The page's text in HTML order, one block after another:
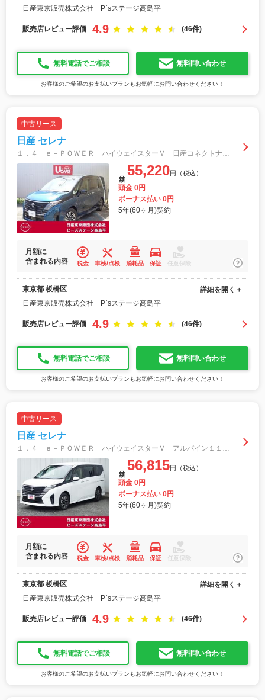
日産東京販売株式会社 P`sステージ高島平
販売店レビュー評価 4.9 (46件)
無料電話でご相談 無料問い合わせ
お客様のご希望のお支払いプランもお気軽にお問い合わせください！
中古リース
日産 セレナ
１．４ ｅ－ＰＯＷＥＲ ハイウェイスターＶ 日産コネクトナビ・ＴＶ・プロパイロット・後 スマートキープッシュスタート アダクティブクルーズコントロール エマージェンシーＢ ドライブレコ－ダ－ ワンオーナー車 ＬＥＤランプ エアコン アルミ
55,220円（税込）
頭金 0円
ボーナス払い 0円
5年(60ヶ月)契約
月額に
含まれる内容
税金 車検/点検 消耗品 保証 任意保険
東京都 板橋区
日産東京販売株式会社 P`sステージ高島平
詳細を開く＋
販売店レビュー評価 4.9 (46件)
無料電話でご相談 無料問い合わせ
お客様のご希望のお支払いプランもお気軽にお問い合わせください！
中古リース
日産 セレナ
１．４ ｅ－ＰＯＷＥＲ ハイウェイスターＶ アルパイン１１インチＭナビ後席モニタープロ アラウンドビュモニター ブレーキサポート ＬＥＤヘッドライト １オーナー レーダークルーズコントロール インテリキー Ｄレコ バックモニター オートエアコン
56,815円（税込）
頭金 0円
ボーナス払い 0円
5年(60ヶ月)契約
月額に
含まれる内容
税金 車検/点検 消耗品 保証 任意保険
東京都 板橋区
日産東京販売株式会社 P`sステージ高島平
詳細を開く＋
販売店レビュー評価 4.9 (46件)
無料電話でご相談 無料問い合わせ
お客様のご希望のお支払いプランもお気軽にお問い合わせください！